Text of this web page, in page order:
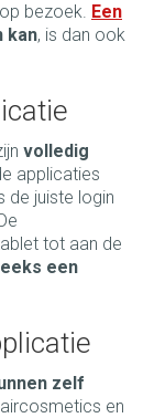
bezoek. Een
kan, is dan ook
volledig
applicaties
de juiste login
tot aan de
een
zelf
en